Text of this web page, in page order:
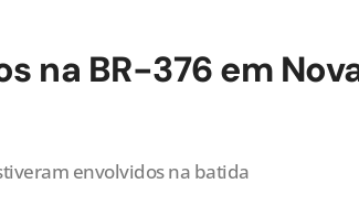
na BR-376 em
envolvidos na batida